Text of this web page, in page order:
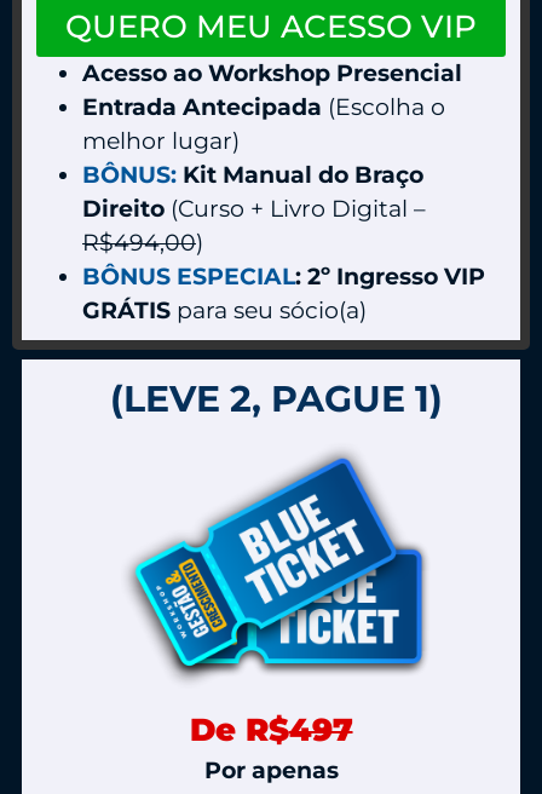
QUERO MEU ACESSO VIP
Acesso ao Workshop Presencial
Entrada Antecipada (Escolha o
melhor lugar)
BÔNUS: Kit Manual do Braço
Direito (Curso + Livro Digital –
R$494,00)
BÔNUS ESPECIAL: 2º Ingresso VIP
GRÁTIS para seu sócio(a)
(LEVE 2, PAGUE 1)
De R$497
Por apenas